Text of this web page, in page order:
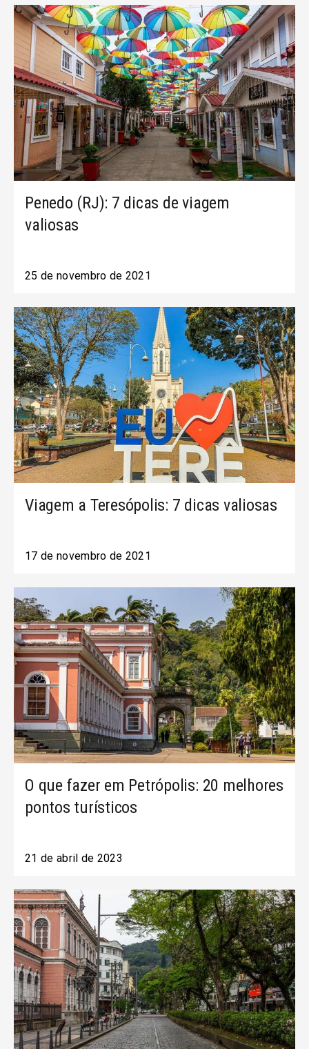
Penedo (RJ): 7 dicas de viagem
valiosas
25 de novembro de 2021
Viagem a Teresópolis: 7 dicas valiosas
17 de novembro de 2021
O que fazer em Petrópolis: 20 melhores
pontos turísticos
21 de abril de 2023